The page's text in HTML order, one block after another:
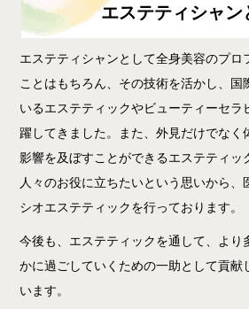
エステティシャン
エステティシャンとして全身美容のプロ
ことはもちろん、その技術を活かし、国
いるエステティックやビューティーセラ
躍してきました。また、外見だけでなく
影響を及ぼすことができるエステティッ
人々のお役に立ちたいという思いから、
シオエステティックを行っております。
今後も、エステティックを通して、より
かに過ごしていくための一助として貢献
います。